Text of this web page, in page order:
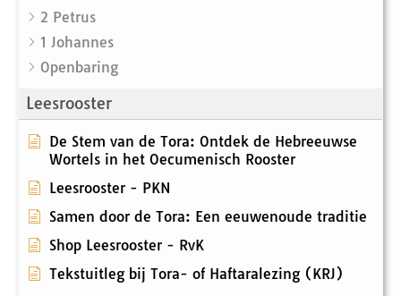
2 Petrus
1 Johannes
Openbaring
Leesrooster
De Stem van de Tora: Ontdek de Hebreeuwse
Wortels in het Oecumenisch Rooster
Leesrooster - PKN
Samen door de Tora: Een eeuwenoude traditie
Shop Leesrooster - RvK
Tekstuitleg bij Tora- of Haftaralezing (KRJ)